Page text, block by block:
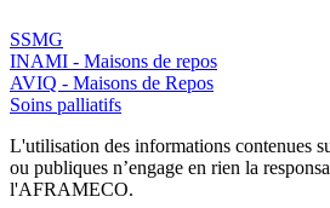
SSMG
INAMI - Maisons de repos
AVIQ - Maisons de Repos
Soins palliatifs
L'utilisation des informations contenues
ou publiques n’engage en rien la
l'AFRAMECO.